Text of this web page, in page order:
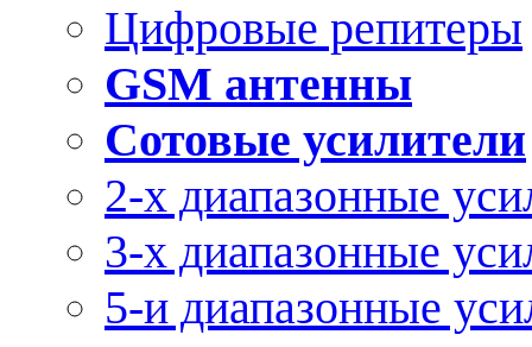
Цифровые репитеры
GSM антенны
Сотовые усилители
2-х диапазонные
3-х диапазонные
5-и диапазонные